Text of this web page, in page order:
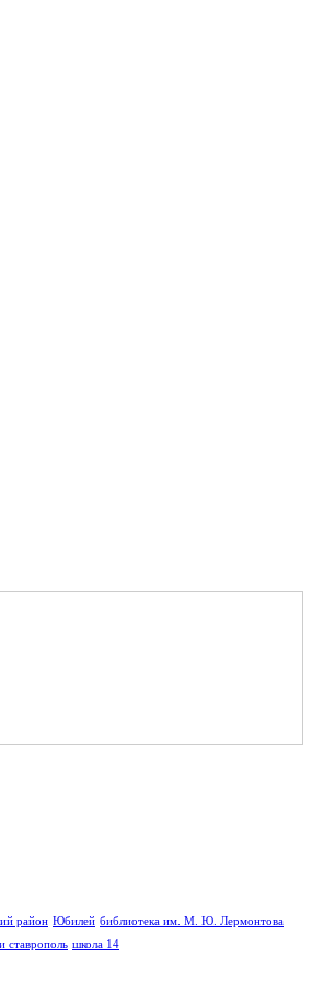
район Юбилей библиотека им. М. Ю. Лермонтова
ставрополь школа 14